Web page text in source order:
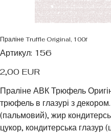
Праліне Truffle Original, 100г
Артикул:
Артикул
156
156
Ціна
2,00 EUR
Праліне АВК Трюфель
трюфель в глазурі з
(пальмовий), жир
цукор, кондитерська глазур